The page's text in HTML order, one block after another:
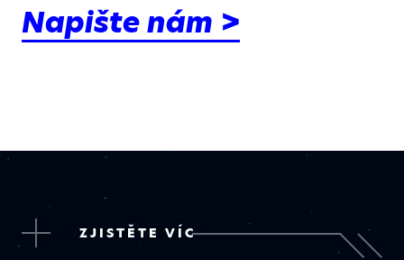
Napište nám >
ZJISTĚTE VÍC